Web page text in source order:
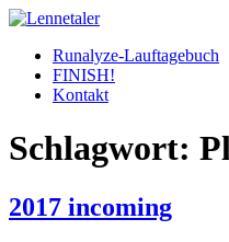
Skip
contentRunalyze-Lauftagebuch
FINISH!
Kontakt
Schlagwort:
2017 incoming